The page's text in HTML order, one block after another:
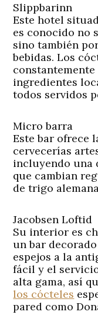
Slippbarinn
Este hotel
es conocido no
sino también
bebidas. Los
ingredientes
todos servidos
Micro barra
Este bar ofrece
cervecerías
incluyendo una
que cambian
de trigo
Jacobsen Loftid
Su interior es
un bar
espejos a la
fácil y el
alta gama, así
los cócteles
pared como